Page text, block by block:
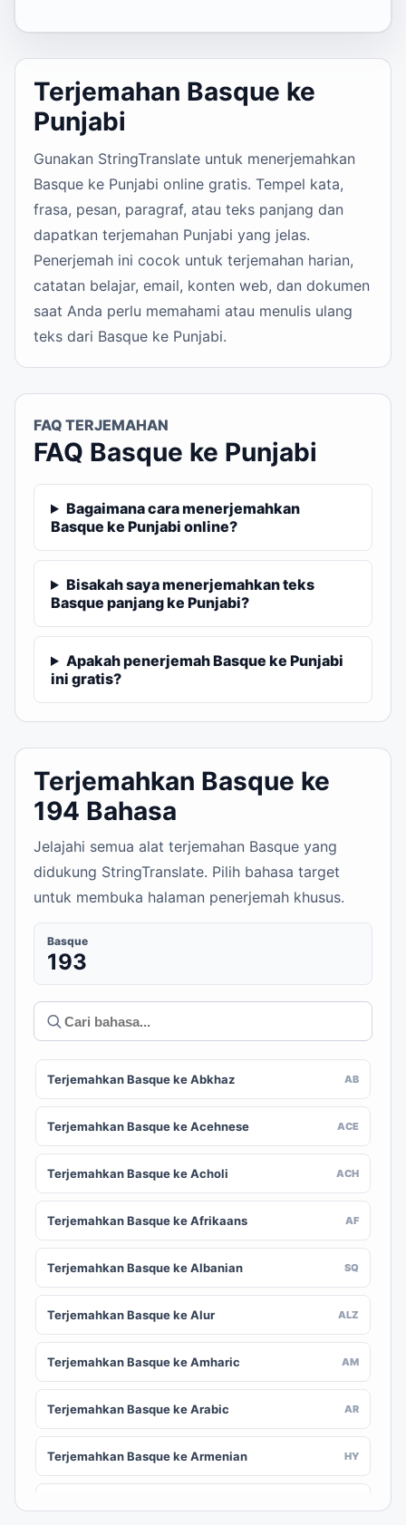
Terjemahan Basque ke
Punjabi
Gunakan StringTranslate untuk menerjemahkan
Basque ke Punjabi online gratis. Tempel kata,
frasa, pesan, paragraf, atau teks panjang dan
dapatkan terjemahan Punjabi yang jelas.
Penerjemah ini cocok untuk terjemahan harian,
catatan belajar, email, konten web, dan dokumen
saat Anda perlu memahami atau menulis ulang
teks dari Basque ke Punjabi.
FAQ TERJEMAHAN
FAQ Basque ke Punjabi
Bagaimana cara menerjemahkan
Basque ke Punjabi online?
Bisakah saya menerjemahkan teks
Basque panjang ke Punjabi?
Apakah penerjemah Basque ke Punjabi
ini gratis?
Terjemahkan Basque ke
194 Bahasa
Jelajahi semua alat terjemahan Basque yang
didukung StringTranslate. Pilih bahasa target
untuk membuka halaman penerjemah khusus.
Basque
193
Terjemahkan Basque ke Abkhaz AB
Terjemahkan Basque ke Acehnese ACE
Terjemahkan Basque ke Acholi ACH
Terjemahkan Basque ke Afrikaans AF
Terjemahkan Basque ke Albanian SQ
Terjemahkan Basque ke Alur ALZ
Terjemahkan Basque ke Amharic AM
Terjemahkan Basque ke Arabic AR
Terjemahkan Basque ke Armenian HY